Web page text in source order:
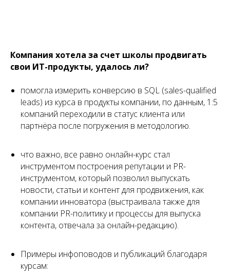
Компания хотела за счет школы продвигать
свои ИТ-продукты, удалось ли?
помогла измерить конверсию в SQL (sales-qualified
leads) из курса в продукты компании, по данным, 1:5
компаний переходили в статус клиента или
партнёра после погружения в методологию.
что важно, все равно онлайн-курс стал
инструментом построения репутации и PR-
инструментом, который позволил выпускать
новости, статьи и контент для продвижения, как
компании инноватора (выстраивала также для
компании PR-политику и процессы для выпуска
контента, отвечала за онлайн-редакцию).
Примеры инфоповодов и публикаций благодаря
курсам: